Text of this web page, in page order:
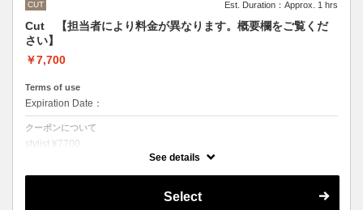
CUT Est. Duration：Approx. 1 hrs
Cut 【担当者により料金が異なります。概要欄をご覧くだ
さい】
￥7,700
Terms of use
Expiration Date：
クーポンについて
stylist ¥7700
シャンプースタイリング代が含まれております。
くかご来店の際にスタッフにお伝えください）
See details
Select